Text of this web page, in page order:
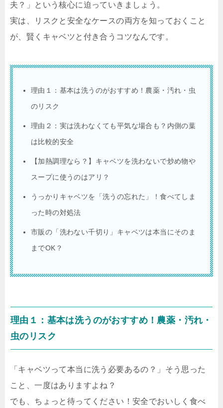
夫？」という核心に迫っていきましょう。
実は、リスクと安全なケースの両方を知っておくこと
が、賢くキャベツと付き合うコツなんです。
理由１：基本は洗うのがおすすめ！農薬・汚れ・虫
のリスク
理由２：実は洗わなくても平気な場合も？内側の葉
は比較的安全
【加熱調理なら？】キャベツを洗わないで炒め物や
スープに使うのはアリ？
うっかりキャベツを「洗うの忘れた」！食べてしま
った時の対処法
市販の「洗わない千切り」キャベツは本当にそのま
までOK？
理由１：基本は洗うのがおすすめ！農薬・汚れ・
虫のリスク
「キャベツって本当に洗う必要あるの？」そう思った
こと、一度はありますよね？
でも、ちょっと待ってください！安全でおいしく食べ